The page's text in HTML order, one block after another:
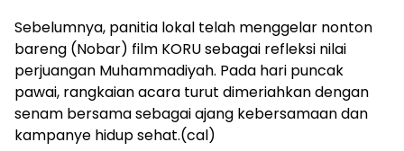
Sebelumnya, panitia lokal telah menggelar nonton
bareng (Nobar) film KORU sebagai refleksi nilai
perjuangan Muhammadiyah. Pada hari puncak
pawai, rangkaian acara turut dimeriahkan dengan
senam bersama sebagai ajang kebersamaan dan
kampanye hidup sehat.(cal)